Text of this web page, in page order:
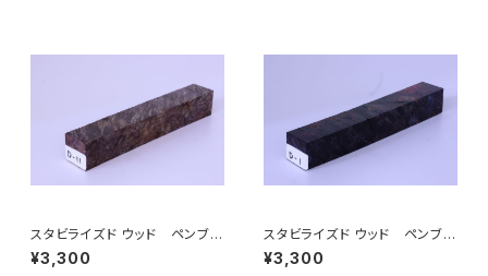
スタビライズド ウッド ペンブラ
ンク（ペン制作用木材）D-11～C
-20
¥3,300
スタビライズド ウッド ペンブラ
ンク（ペン制作用木材）D-1～C-
10
¥3,300